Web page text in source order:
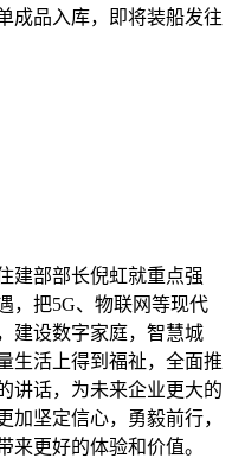
成品入库，即将装船发往
建部部长倪虹就重点强
，把5G、物联网等现代
建设数字家庭，智慧城
生活上得到福祉，全面推
讲话，为未来企业更大的
加坚定信心，勇毅前行，
来更好的体验和价值。